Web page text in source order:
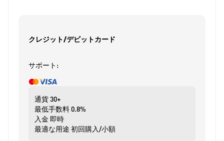
クレジット/デビットカード
サポート:
通貨30+
最低手数料0.8%
入金 即時
最適な用途 初回購入/小額